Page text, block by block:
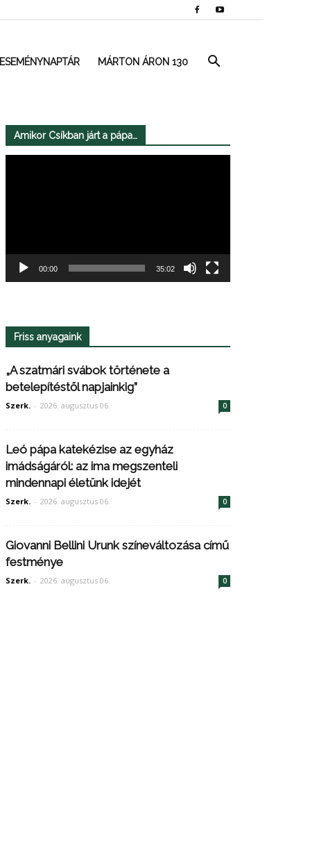
ESEMÉNYNAPTÁR MÁRTON ÁRON 130
Amikor Csíkban járt a pápa…
00:00 35:02
Friss anyagaink
„A szatmári svábok története a
betelepítéstől napjainkig”
Szerk. - 2026. augusztus 06. 0
Leó pápa katekézise az egyház
imádságáról: az ima megszenteli
mindennapi életünk idejét
Szerk. - 2026. augusztus 06. 0
Giovanni Bellini Urunk színeváltozása című
festménye
Szerk. - 2026. augusztus 06. 0